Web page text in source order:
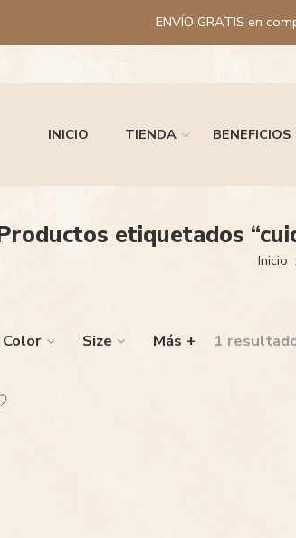
ENVÍO GRATIS en
INICIO TIENDA BENEFICIOS
etiquetados
Inicio
Color Size Más + 1